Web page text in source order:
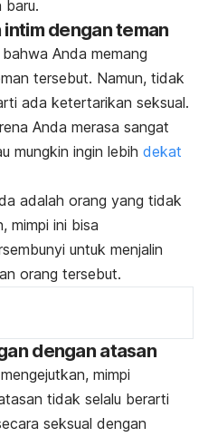
baru.
dengan teman
Anda memang
tersebut. Namun, tidak
ada ketertarikan seksual.
Anda merasa sangat
mungkin ingin lebih dekat
adalah orang yang tidak
mimpi ini bisa
untuk menjalin
orang tersebut.
dengan atasan
mimpi
tidak selalu berarti
seksual dengan